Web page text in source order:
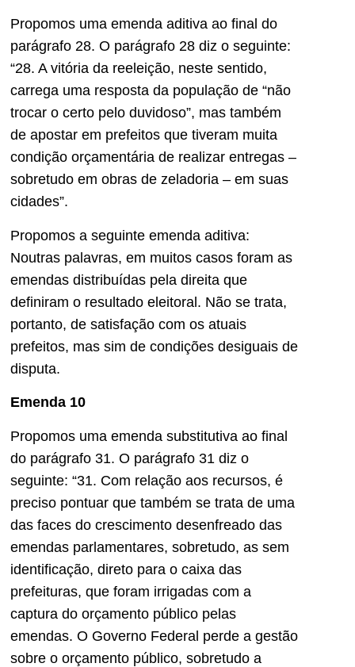
Propomos uma emenda aditiva ao final do
parágrafo 28. O parágrafo 28 diz o seguinte:
“28. A vitória da reeleição, neste sentido,
carrega uma resposta da população de “não
trocar o certo pelo duvidoso”, mas também
de apostar em prefeitos que tiveram muita
condição orçamentária de realizar entregas –
sobretudo em obras de zeladoria – em suas
cidades”.
Propomos a seguinte emenda aditiva:
Noutras palavras, em muitos casos foram as
emendas distribuídas pela direita que
definiram o resultado eleitoral. Não se trata,
portanto, de satisfação com os atuais
prefeitos, mas sim de condições desiguais de
disputa.
Emenda 10
Propomos uma emenda substitutiva ao final
do parágrafo 31. O parágrafo 31 diz o
seguinte: “31. Com relação aos recursos, é
preciso pontuar que também se trata de uma
das faces do crescimento desenfreado das
emendas parlamentares, sobretudo, as sem
identificação, direto para o caixa das
prefeituras, que foram irrigadas com a
captura do orçamento público pelas
emendas. O Governo Federal perde a gestão
sobre o orçamento público, sobretudo a